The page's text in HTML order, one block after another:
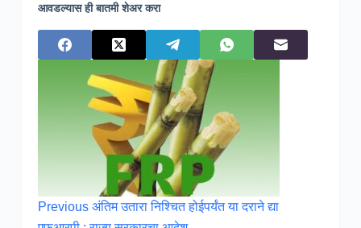
आवडल्यास ही बातमी शेअर करा
Previous अंतिम उतारा निश्चित होईपर्यंत या दराने द्या